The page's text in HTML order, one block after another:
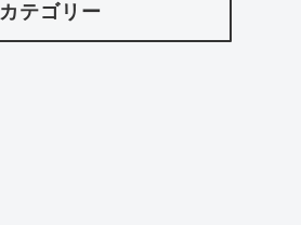
カテゴリー